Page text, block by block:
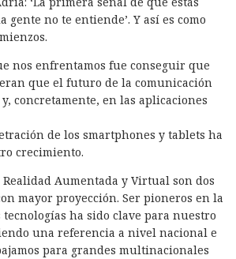
gente no te entiende’. Y así es como
nos enfrentamos fue conseguir que
que el futuro de la comunicación
concretamente, en las aplicaciones
de los smartphones y tablets ha
crecimiento.
Aumentada y Virtual son dos
mayor proyección. Ser pioneros en la
ha sido clave para nuestro
una referencia a nivel nacional e
para grandes multinacionales